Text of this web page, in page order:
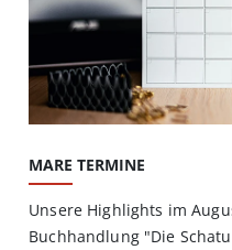
MARE TERMINE
Unsere Highlights im
Buchhandlung "Die